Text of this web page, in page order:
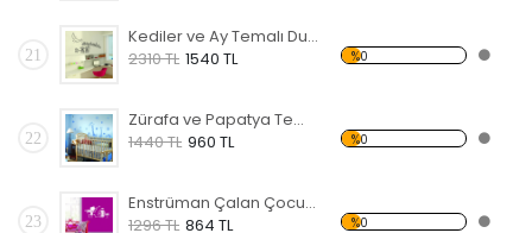
21
Kediler ve Ay Temalı Duvar Sticker
2310 TL 1540 TL %0
22
Zürafa ve Papatya Temalı Duvar Sticker
1440 TL 960 TL %0
23
Enstrüman Çalan Çocuk Temalı Duvar Sticker
1296 TL 864 TL %0